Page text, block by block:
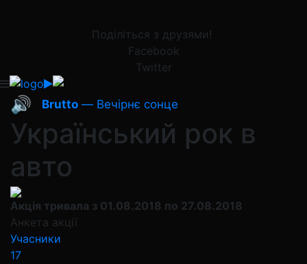
Поділіться з друзями!
Facebook
Twitter
🔊 Brutto — Вечірнє сонце
Український рок в
авто
Акція тривала з 01.08.2018 по 27.08.2018
Анкета акції
Учасники
17